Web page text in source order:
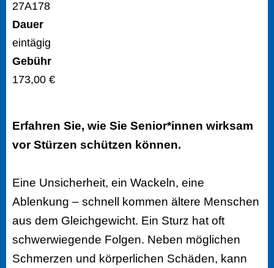
27A178
Dauer
eintägig
Gebühr
173,00 €
Erfahren Sie, wie Sie Senior*innen wirksam
vor Stürzen schützen können.
Eine Unsicherheit, ein Wackeln, eine
Ablenkung – schnell kommen ältere Menschen
aus dem Gleichgewicht. Ein Sturz hat oft
schwerwiegende Folgen. Neben möglichen
Schmerzen und körperlichen Schäden, kann